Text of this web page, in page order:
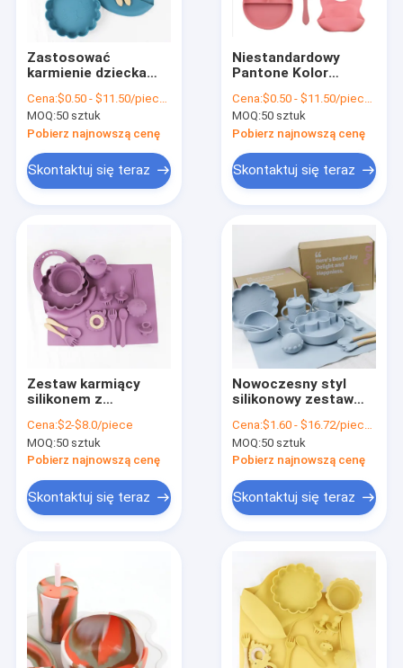
Produkty
Filmy
O nas
Zastosować
karmienie dziecka
stołowe z silikonową
płytką sekcji Bib
łyżka miska łyżka
miska
Cena:$0.50 - $11.50/pieces
MOQ:50 sztuk
Pobierz najnowszą cenę
Skontaktuj się teraz
Niestandardowy
Pantone Kolor
obiadowy 5 sztuk
Zestaw odstawienia
silikonowego
Cena:$0.50 - $11.50/pieces
MOQ:50 sztuk
Pobierz najnowszą cenę
Skontaktuj się teraz
Zestaw karmiący
silikonem z
Cena:$2-$8.0/piece
MOQ:50 sztuk
Pobierz najnowszą cenę
Skontaktuj się teraz
Nowoczesny styl
silikonowy zestaw
bez BPA dla dziecka
silikonowy zestaw
naczynia na miskę,
do karmienia
Cena:$1.60 - $16.72/pieces
MOQ:50 sztuk
Pobierz najnowszą cenę
Skontaktuj się teraz